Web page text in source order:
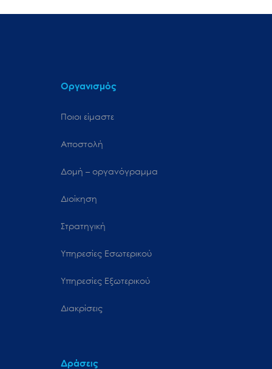
Οργανισμός
Ποιοι είμαστε
Αποστολή
Δομή – οργανόγραμμα
Διοίκηση
Στρατηγική
Υπηρεσίες Εσωτερικού
Υπηρεσίες Εξωτερικού
Διακρίσεις
Δράσεις